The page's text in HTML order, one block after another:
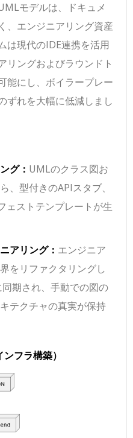
モデルは、ドキュメ
、エンジニアリング資産
は現代のIDE連携を活用
リングおよびラウンドト
能にし、ボイラープレー
ずれを大幅に低減しまし
グ： UMLのクラス図お
、型付きのAPIスタブ、
ストテンプレートが生
アリング： エンジニア
をリファクタリングし
期され、手動での図の
テクチャの真実が保持
フラ構築）